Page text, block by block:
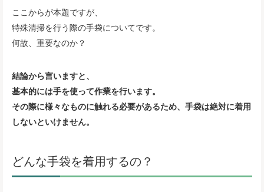
ここからが本題ですが、
特殊清掃を行う際の手袋についてです。
何故、重要なのか？
結論から言いますと、
基本的には手を使って作業を行います。
その際に様々なものに触れる必要があるため、手袋は絶対に着用
しないといけません。
どんな手袋を着用するの？